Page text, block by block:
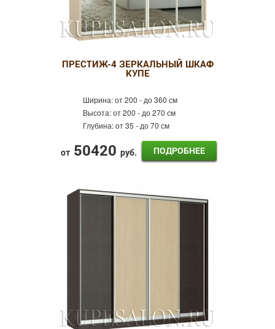
ПРЕСТИЖ-4 ЗЕРКАЛЬНЫЙ ШКАФ
КУПЕ
Ширина:от 200 - до 360 см
Высота:от 200 - до 270 см
Глубина:от 35 - до 70 см
от 50420 руб. ПОДРОБНЕЕ